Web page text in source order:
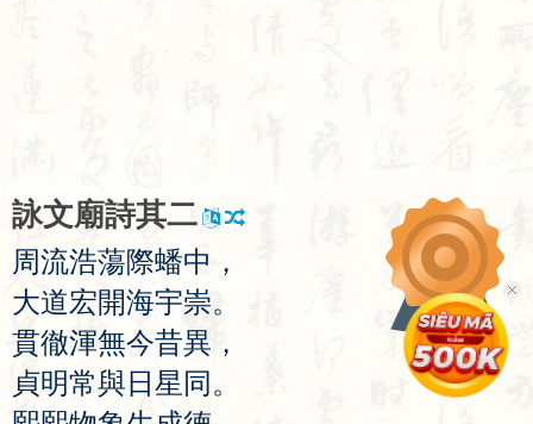
詠文廟詩其二
周流浩蕩際蟠中 ，
大道宏開海宇崇。
貫徹渾無今昔異 ，
貞明常與 日 星 同 。